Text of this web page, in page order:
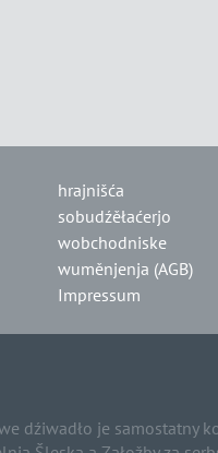
hrajnišća
sobudźěłaćerjo
wobchodniske
wuměnjenja (AGB)
Impressum
dźiwadło je samostatny